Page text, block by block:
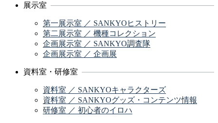
展示室
第一展示室 ／ SANKYOヒストリー
第二展示室 ／ 機種コレクション
企画展示室 ／ SANKYO調査隊
企画展示室 ／ 企画展
資料室・研修室
資料室 ／ SANKYOキャラクターズ
資料室 ／ SANKYOグッズ・コンテンツ情報
研修室 ／ 初心者のイロハ